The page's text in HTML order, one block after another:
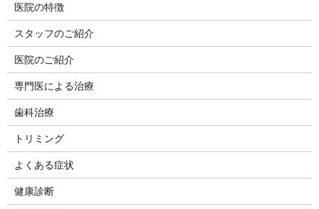
医院の特徴
スタッフのご紹介
医院のご紹介
専門医による治療
歯科治療
トリミング
よくある症状
健康診断